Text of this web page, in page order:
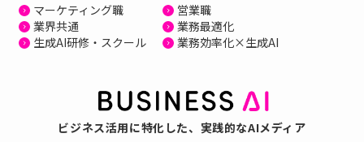
ビジネス活用に特化した、 実践的なAIメディア
マーケティング職
営業職
業界共通
業務最適化
生成AI研修・スクール
業務効率化×生成AI